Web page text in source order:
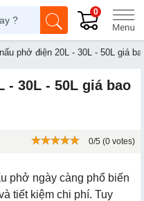
0
phở điện 20L - 30L - 50L giá
- 30L - 50L giá bao
0/5 (0 votes)
phở ngày càng phổ biến
tiết kiệm chi phí. Tuy